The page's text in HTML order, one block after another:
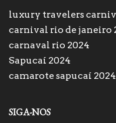
luxury travelers
carnival rio de janeiro
carnaval rio 2024
Sapucaí 2024
camarote sapucaí 2024
SIGA-NOS